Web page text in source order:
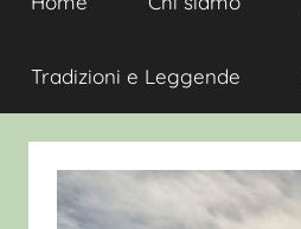
Tradizioni e Leggende